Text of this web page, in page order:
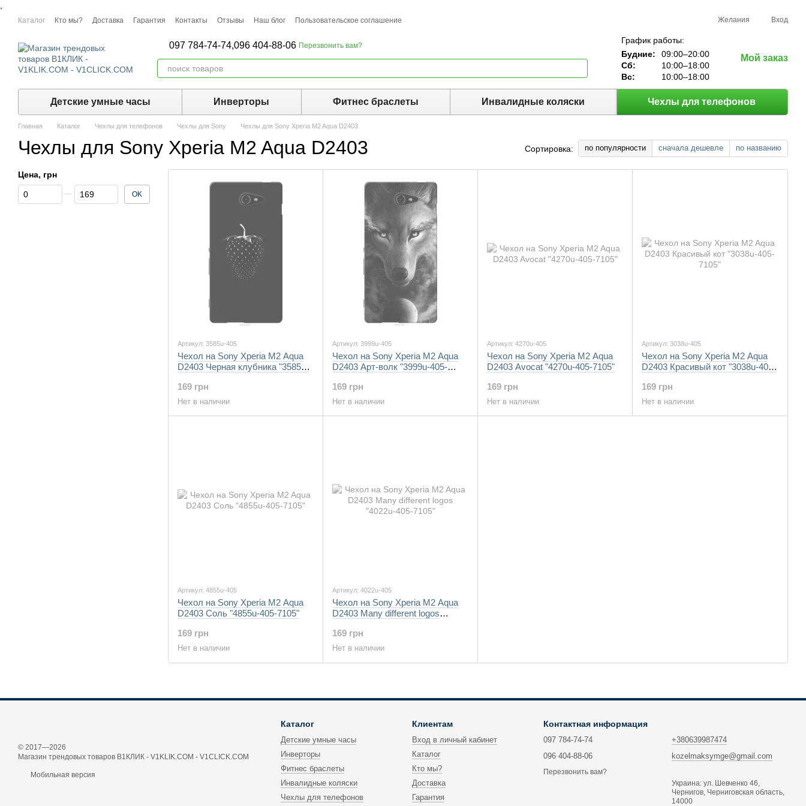
Перейти к основному контенту
Каталог Кто мы? Доставка Гарантия Контакты Отзывы Наш блог Пользовательское соглашение Желания Вход
097 784-74-74,096 404-88-06 Перезвонить вам?
График работы:
Будние:
09:00–20:00
Сб:
10:00–18:00
Вс:
10:00–18:00
Мой заказ
Детские умные часы Инверторы Фитнес браслеты Инвалидные коляски Чехлы для телефонов
Главная Каталог Чехлы для телефонов Чехлы для Sony Чехлы для Sony Xperia M2 Aqua D2403
Чехлы для Sony Xperia M2 Aqua D2403 Сортировка: по популярности сначала дешевле по названию
Артикул: 3585u-405
Чехол на Sony Xperia M2 Aqua
D2403 Черная клубника "3585u-
169 грн
Нет в наличии
Артикул: 3999u-405
Чехол на Sony Xperia M2 Aqua
D2403 Арт-волк "3999u-405-
169 грн
Нет в наличии
Артикул: 4270u-405
Чехол на Sony Xperia M2 Aqua
D2403 Avocat "4270u-405-7105"
169 грн
Нет в наличии
Артикул: 3038u-405
Чехол на Sony Xperia M2 Aqua
D2403 Красивый кот "3038u-405-
169 грн
Нет в наличии
Артикул: 4855u-405
Чехол на Sony Xperia M2 Aqua
D2403 Соль "4855u-405-7105"
169 грн
Нет в наличии
Артикул: 4022u-405
Чехол на Sony Xperia M2 Aqua
D2403 Many different logos
169 грн
Нет в наличии
Цена, грн
От Цена, грн
До Цена, грн OK
© 2017—2026
Магазин трендовых товаров В1КЛИК - V1KLIK.COM - V1CLICK.COM
Мобильная версия
Каталог
Детские умные часы
Инверторы
Фитнес браслеты
Инвалидные коляски
Чехлы для телефонов
Клиентам
Вход в личный кабинет
Каталог
Кто мы?
Доставка
Гарантия
Контактная информация
097 784-74-74
096 404-88-06
Перезвонить вам?
+380639987474
kozelmaksymge@gmail.com
Украина: ул. Шевченко 46,
Чернигов, Черниговская область,
14000